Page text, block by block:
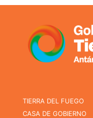
TIERRA DEL FUEGO
CASA DE GOBIERNO